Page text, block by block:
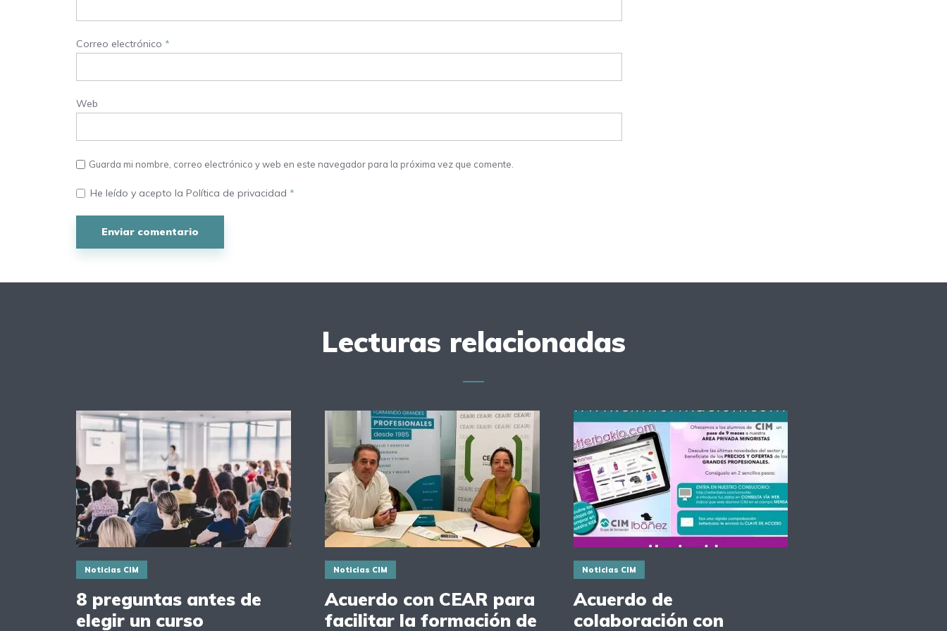
Correo electrónico *
Web
Guarda mi nombre, correo electrónico y web en este navegador para la próxima vez que comente.
He leído y acepto la Política de privacidad *
Lecturas relacionadas
Noticias CIM
8 preguntas antes de
elegir un curso
Noticias CIM
Acuerdo con CEAR para
facilitar la formación de
Noticias CIM
Acuerdo de
colaboración con